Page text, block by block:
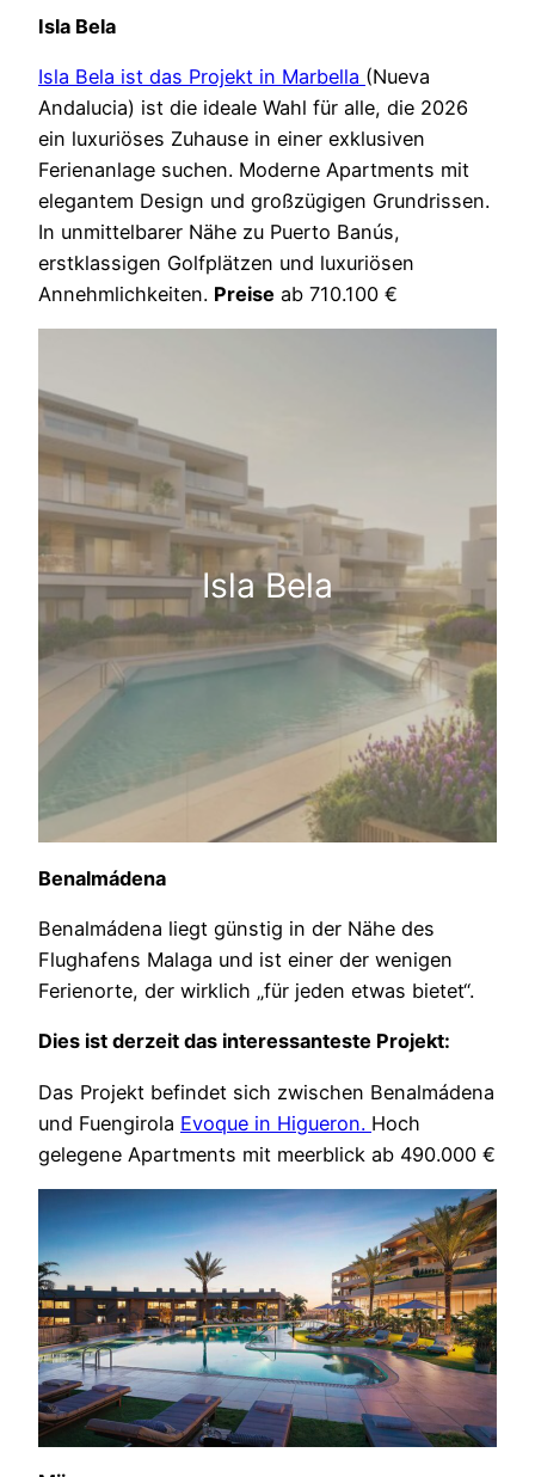
Isla Bela
Isla Bela ist das Projekt in Marbella (Nueva
Andalucia) ist die ideale Wahl für alle, die 2026
ein luxuriöses Zuhause in einer exklusiven
Ferienanlage suchen. Moderne Apartments mit
elegantem Design und großzügigen Grundrissen.
In unmittelbarer Nähe zu Puerto Banús,
erstklassigen Golfplätzen und luxuriösen
Annehmlichkeiten. Preise ab 710.100 €
Isla Bela
Benalmádena
Benalmádena liegt günstig in der Nähe des
Flughafens Malaga und ist einer der wenigen
Ferienorte, der wirklich „für jeden etwas bietet“.
Dies ist derzeit das interessanteste Projekt:
Das Projekt befindet sich zwischen Benalmádena
und Fuengirola Evoque in Higueron. Hoch
gelegene Apartments mit meerblick ab 490.000 €